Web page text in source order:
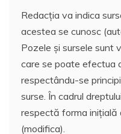
Redacția va indica
acestea se cunosc
Pozele și sursele sunt
care se poate efectua
respectându-se
surse. În cadrul
respectă forma inițială
(modifica).